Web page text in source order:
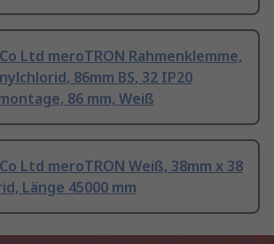
Ltd meroTRON Rahmenklemme,
86mm BS, 32 IP20
86 mm, Weiß
Ltd meroTRON Weiß, 38mm x 38
Länge 45000 mm